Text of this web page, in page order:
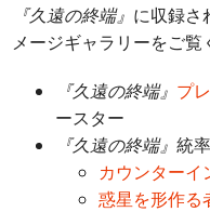
『久遠の終端』 に収録さ
メージギャラリーをご覧
『久遠の終端』 プ
ースター
『久遠の終端』統
カウンターイ
惑星を形作る